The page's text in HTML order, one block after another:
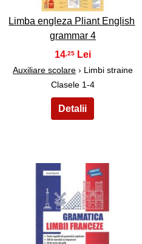
Limba engleza Pliant English
grammar 4
14 ,25
Auxiliare scolare› Limbi straine
Clasele 1-4
34